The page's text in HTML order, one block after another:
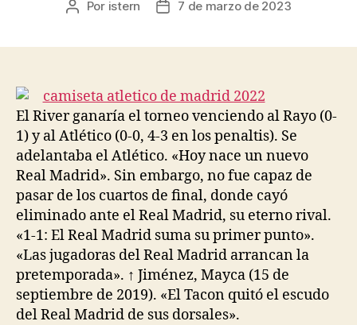
Autor
Por istern
Fecha7 de marzo de 2023
El River ganaría el torneo venciendo al Rayo (0-
1) y al Atlético (0-0, 4-3 en los penaltis). Se
adelantaba el Atlético. «Hoy nace un nuevo
Real Madrid». Sin embargo, no fue capaz de
pasar de los cuartos de final, donde cayó
eliminado ante el Real Madrid, su eterno rival.
«1-1: El Real Madrid suma su primer punto».
«Las jugadoras del Real Madrid arrancan la
pretemporada». ↑ Jiménez, Mayca (15 de
septiembre de 2019). «El Tacon quitó el escudo
del Real Madrid de sus dorsales».